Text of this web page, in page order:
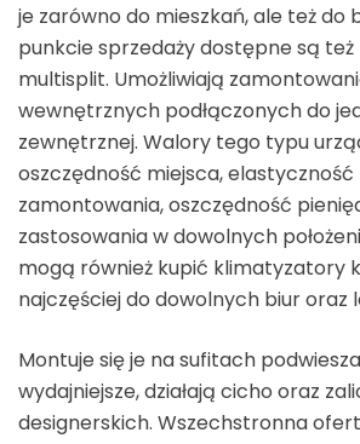
je zarówno do mieszkań, ale też do
punkcie sprzedaży dostępne są
multisplit. Umożliwiają
wewnętrznych podłączonych do
zewnętrznej. Walory tego typu
oszczędność miejsca, elastyczność
zamontowania, oszczędność
zastosowania w dowolnych
mogą również kupić klimatyzatory
najczęściej do dowolnych biur oraz
Montuje się je na sufitach
wydajniejsze, działają cicho oraz
designerskich. Wszechstronna